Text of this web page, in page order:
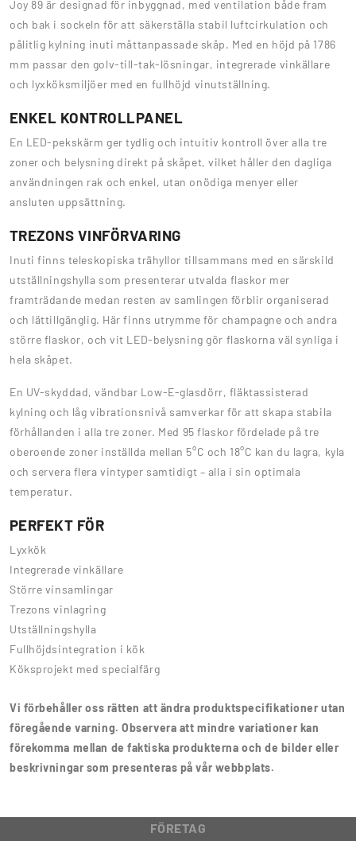
Joy 89 är designad för inbyggnad, med ventilation både fram
och bak i sockeln för att säkerställa stabil luftcirkulation och
pålitlig kylning inuti måttanpassade skåp. Med en höjd på 1786
mm passar den golv-till-tak-lösningar, integrerade vinkällare
och lyxköksmiljöer med en fullhöjd vinutställning.
ENKEL KONTROLLPANEL
En LED-pekskärm ger tydlig och intuitiv kontroll över alla tre
zoner och belysning direkt på skåpet, vilket håller den dagliga
användningen rak och enkel, utan onödiga menyer eller
ansluten uppsättning.
TREZONS VINFÖRVARING
Inuti finns teleskopiska trähyllor tillsammans med en särskild
utställningshylla som presenterar utvalda flaskor mer
framträdande medan resten av samlingen förblir organiserad
och lättillgänglig. Här finns utrymme för champagne och andra
större flaskor, och vit LED-belysning gör flaskorna väl synliga i
hela skåpet.
En UV-skyddad, vändbar Low-E-glasdörr, fläktassisterad
kylning och låg vibrationsnivå samverkar för att skapa stabila
förhållanden i alla tre zoner. Med 95 flaskor fördelade på tre
oberoende zoner inställda mellan 5°C och 18°C kan du lagra, kyla
och servera flera vintyper samtidigt – alla i sin optimala
temperatur.
PERFEKT FÖR
Lyxkök
Integrerade vinkällare
Större vinsamlingar
Trezons vinlagring
Utställningshylla
Fullhöjdsintegration i kök
Köksprojekt med specialfärg
Vi förbehåller oss rätten att ändra produktspecifikationer utan
föregående varning. Observera att mindre variationer kan
förekomma mellan de faktiska produkterna och de bilder eller
beskrivningar som presenteras på vår webbplats.
FÖRETAG